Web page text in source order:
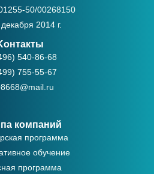
50/00268150
2014 г.
540-86-68
755-55-67
компаний
программа
обучение
программа